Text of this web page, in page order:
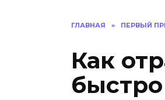
ГЛАВНАЯ » ПЕРВЫЙ
Как
быстро